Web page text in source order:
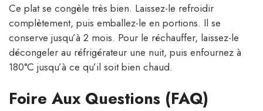
Ce plat se congèle très bien. Laissez-le refroidir
complètement, puis emballez-le en portions. Il se
conserve jusqu’à 2 mois. Pour le réchauffer, laissez-le
décongeler au réfrigérateur une nuit, puis enfournez à
180°C jusqu’à ce qu’il soit bien chaud.
Foire Aux Questions (FAQ)